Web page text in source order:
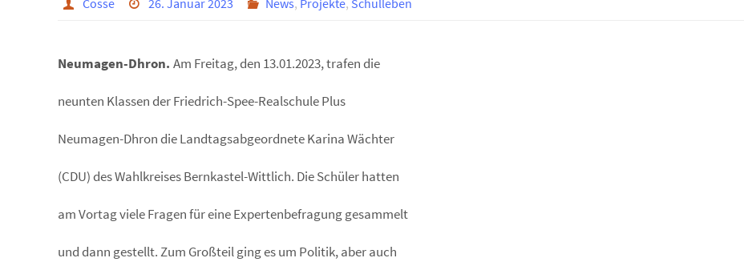
Cosse 26. Januar 2023 News, Projekte, Schulleben
Neumagen-Dhron. Am Freitag, den 13.01.2023, trafen die
neunten Klassen der Friedrich-Spee-Realschule Plus
Neumagen-Dhron die Landtagsabgeordnete Karina Wächter
(CDU) des Wahlkreises Bernkastel-Wittlich. Die Schüler hatten
am Vortag viele Fragen für eine Expertenbefragung gesammelt
und dann gestellt. Zum Großteil ging es um Politik, aber auch